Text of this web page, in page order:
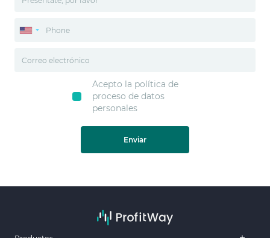
Acepto la política de
proceso de datos
personales
Enviar